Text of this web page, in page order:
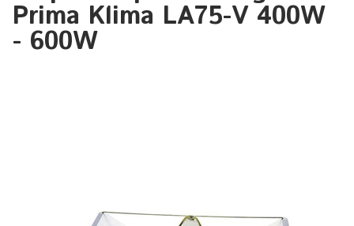
Prima Klima LA75-V 400W
- 600W